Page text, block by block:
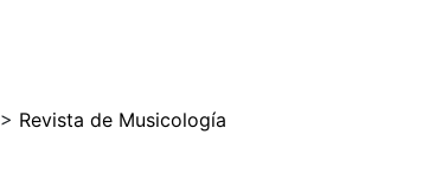
> Revista de Musicología